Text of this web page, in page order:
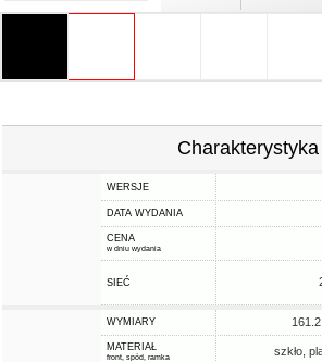
Charakterystyka
WERSJE
DATA WYDANIA
CENA
w dniu wydania
SIEĆ
WYMIARY
MATERIAŁ
front, spód, ramka szkło,